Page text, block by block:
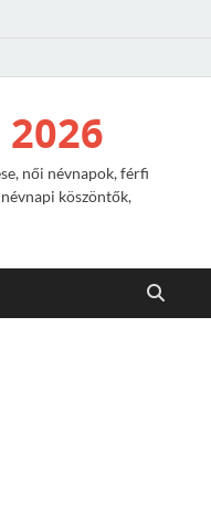
női névnapok, férfi
köszöntők,